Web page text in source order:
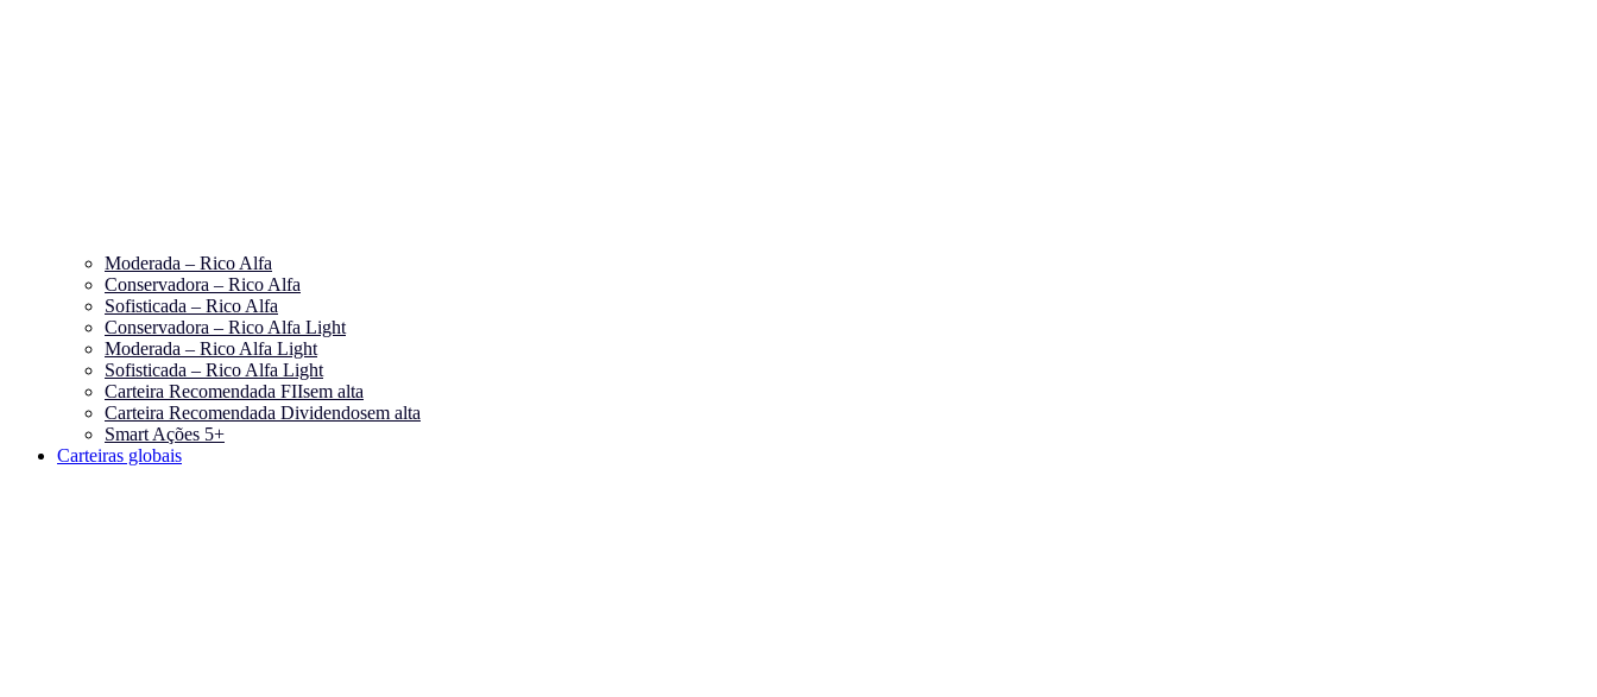
Moderada – Rico Alfa
Conservadora – Rico Alfa
Sofisticada – Rico Alfa
Conservadora – Rico Alfa Light
Moderada – Rico Alfa Light
Sofisticada – Rico Alfa Light
Carteira Recomendada FIIsem alta
Carteira Recomendada Dividendosem alta
Smart Ações 5+
Carteiras globais